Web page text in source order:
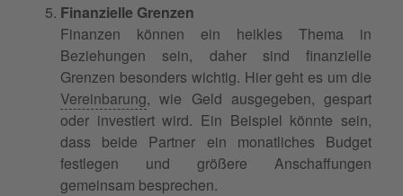
Finanzielle Grenzen
Finanzen können ein heikles Thema in
Beziehungen sein, daher sind finanzielle
Grenzen besonders wichtig. Hier geht es um die
Vereinbarung, wie Geld ausgegeben, gespart
oder investiert wird. Ein Beispiel könnte sein,
dass beide Partner ein monatliches Budget
festlegen und größere Anschaffungen
gemeinsam besprechen.